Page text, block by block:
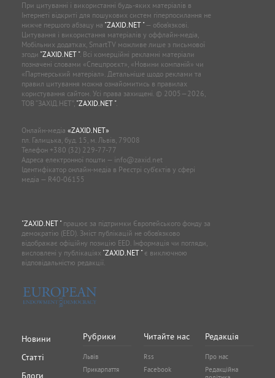
При цитуванні і використанні будь-яких матеріалів в
Інтернеті відкриті для пошукових систем гіперпосилання не
нижче першого абзацу на "ZAXID.NET "— обов’язкові.
Цитування і використання матеріалів у оффлайн-медіа,
Мобільних додатках, SmartTV можливе лише з письмової
згоди "ZAXID.NET ". Всі комерційні рекламні матеріали
позначені словами «Спецпроєкт», «Новини компаній» чи
«Партнерський матеріал». Детальніше щодо реклами та
правил цитування можна ознайомитись в правилах
користування сайтом. Усі права захищені. © 2005—2026,
ТОВ “ЗАХІД.НЕТ”, "ZAXID.NET ".
Онлайн-медіа «ZAXID.NET»
пл. Галицька, буд. 15, м. Львів, 79008
Телефон +380 (32) 229-77-77
Адреса електронної пошти — info@zaxid.net
Ідентифікатор онлайн-медіа в Реєстрі суб'єктів у сфері
медіа — R40-06155
"ZAXID.NET "працює за підтримки Європейського фонду за
демократію (EED). Зміст публікацій не обов’язково
відображає офіційну позицію EED. Інформація чи погляди,
висловлені у публікаціях "ZAXID.NET "є виключною
відповідальністю редакції.
Новини
Статті
Блоги
Рубрики
Львів
Прикарпаття
Читайте нас
Rss
Facebook
Редакція
Про нас
Редакційна